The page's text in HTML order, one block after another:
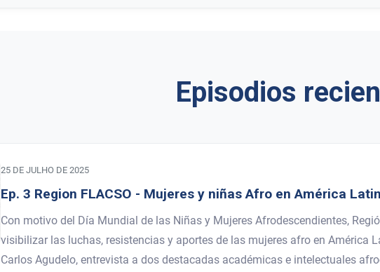
Episodios
25 DE JULHO DE 2025
Ep. 3 Region FLACSO - Mujeres y niñas Afro en América
Con motivo del Día Mundial de las Niñas y Mujeres Afrodescendientes,
visibilizar las luchas, resistencias y aportes de las mujeres afro en América
Carlos Agudelo, entrevista a dos destacadas académicas e intelectuales